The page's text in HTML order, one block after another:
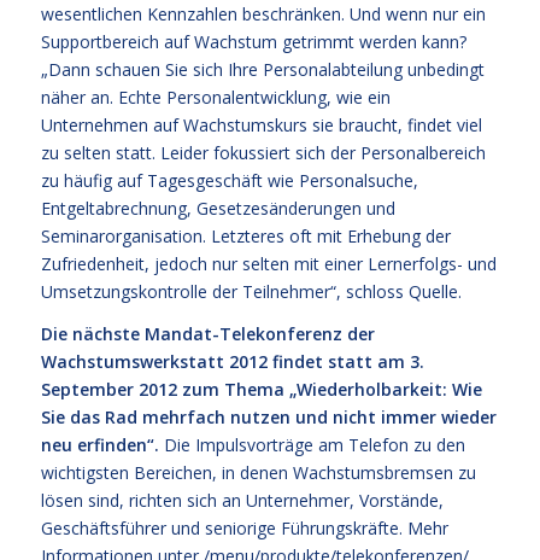
wesentlichen Kennzahlen beschränken. Und wenn nur ein
Supportbereich auf Wachstum getrimmt werden kann?
„Dann schauen Sie sich Ihre Personalabteilung unbedingt
näher an. Echte Personalentwicklung, wie ein
Unternehmen auf Wachstumskurs sie braucht, findet viel
zu selten statt. Leider fokussiert sich der Personalbereich
zu häufig auf Tagesgeschäft wie Personalsuche,
Entgeltabrechnung, Gesetzesänderungen und
Seminarorganisation. Letzteres oft mit Erhebung der
Zufriedenheit, jedoch nur selten mit einer Lernerfolgs- und
Umsetzungskontrolle der Teilnehmer“, schloss Quelle.
Die nächste Mandat-Telekonferenz der
Wachstumswerkstatt 2012 findet statt am 3.
September 2012 zum Thema „Wiederholbarkeit: Wie
Sie das Rad mehrfach nutzen und nicht immer wieder
neu erfinden“. Die Impulsvorträge am Telefon zu den
wichtigsten Bereichen, in denen Wachstumsbremsen zu
lösen sind, richten sich an Unternehmer, Vorstände,
Geschäftsführer und seniorige Führungskräfte. Mehr